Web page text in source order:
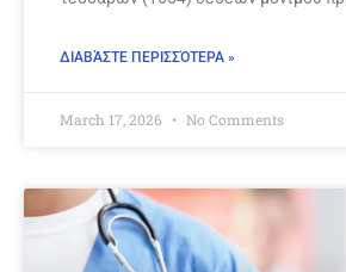
ΔΙΑΒΆΣΤΕ ΠΕΡΙΣΣΌΤΕΡΑ »
March 17, 2026 No Comments